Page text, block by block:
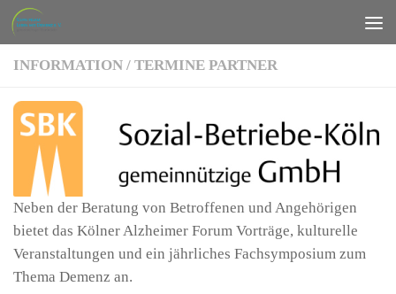
Zum Inhalt springen
INFORMATION / TERMINE PARTNER
Neben der Beratung von Betroffenen und Angehörigen
bietet das Kölner Alzheimer Forum Vorträge, kulturelle
Veranstaltungen und ein jährliches Fachsymposium zum
Thema Demenz an.